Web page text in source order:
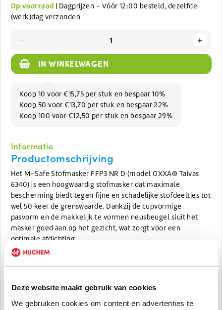
Deze website maakt gebruik van cookies
We gebruiken cookies om content en advertenties te
Op voorraad | Dagprijzen - Vóór 12:00 besteld, dezelfde
(werk)dag verzonden
+
IN WINKELWAGEN
Koop 10 voor €15,75 per stuk en bespaar 10%
Koop 50 voor €13,70 per stuk en bespaar 22%
Koop 100 voor €12,50 per stuk en bespaar 29%
Informatie
Productomschrijving
Het M-Safe Stofmasker FFP3 NR D (model OXXA® Taivas
6340) is een hoogwaardig stofmasker dat maximale
bescherming biedt tegen fijne en schadelijke stofdeeltjes tot
wel 50 keer de grenswaarde. Dankzij de cupvormige
pasvorm en de makkelijk te vormen neusbeugel sluit het
masker goed aan op het gezicht, wat zorgt voor een
optimale afdichting.
Het geïntegreerde uitademventiel verlaagt de
ademweerstand en verhoogt het draagcomfort, vooral
stevig en comfortabel, en houden het masker goed op zijn
plaats zonder irritatie te veroorzaken.